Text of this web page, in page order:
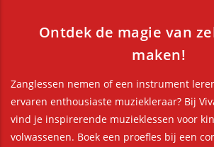
Ontdek de magie van
maken!
Zanglessen nemen of een instrument
ervaren enthousiaste muziekleraar? Bij
vind je inspirerende muzieklessen voor
volwassenen. Boek een proefles bij een